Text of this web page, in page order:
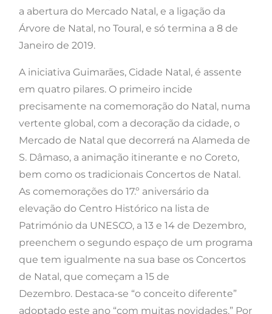
a abertura do Mercado Natal, e a ligação da
Árvore de Natal, no Toural, e só termina a 8 de
Janeiro de 2019.
A iniciativa Guimarães, Cidade Natal, é assente
em quatro pilares. O primeiro incide
precisamente na comemoração do Natal, numa
vertente global, com a decoração da cidade, o
Mercado de Natal que decorrerá na Alameda de
S. Dâmaso, a animação itinerante e no Coreto,
bem como os tradicionais Concertos de Natal.
As comemorações do 17.º aniversário da
elevação do Centro Histórico na lista de
Património da UNESCO, a 13 e 14 de Dezembro,
preenchem o segundo espaço de um programa
que tem igualmente na sua base os Concertos
de Natal, que começam a 15 de
Dezembro. Destaca-se “o conceito diferente”
adoptado este ano “com muitas novidades.” Por